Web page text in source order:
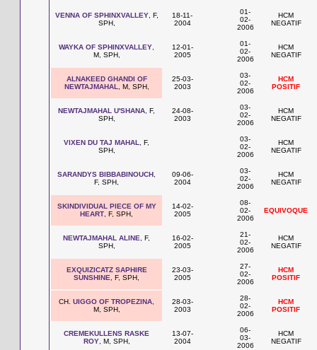
VENNA OF SPHINXVALLEY, F,
SPH,
18-11-
2004
01-
02-
2006
HCM
NEGATIF
WAYKA OF SPHINXVALLEY
M, SPH,
12-01-
2005
01-
02-
2006
HCM
NEGATIF
ALNAKEED GHANDI OF
NEWTAJMAHAL
, M, SPH,
25-03-
2003
03-
02-
2006
HCM
POSITIF
NEWTAJMAHAL U'SHANA , F,
SPH,
24-08-
2003
03-
02-
2006
HCM
NEGATIF
VIXEN DU TAJ MAHAL
, F,
SPH,
03-
02-
2006
HCM
NEGATIF
SARANDYS BIBBABINOUCH
F, SPH,
09-06-
2004
03-
02-
2006
HCM
NEGATIF
SKINDIVIDUAL PIECE OF MY
HEART , F, SPH,
14-02-
2005
08-
02-
2006
EQUIVOQUE
NEWTAJMAHAL ALINE , F,
SPH,
16-02-
2005
21-
02-
2006
HCM
NEGATIF
EXQUIZICATZ SAPHIRE
SUNSHINE , F, SPH,
23-03-
2005
27-
02-
2006
HCM
POSITIF
CH. UIGGO OF TROPEZINA
M, SPH,
28-03-
2003
28-
02-
2006
HCM
POSITIF
CREMEKULLENS RASKE
ROY, M, SPH,
13-07-
2004
06-
03-
2006
HCM
NEGATIF